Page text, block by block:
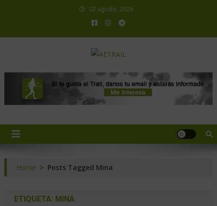
02 agosto, 2026
Home > Posts Tagged Mina
ETIQUETA: MINA